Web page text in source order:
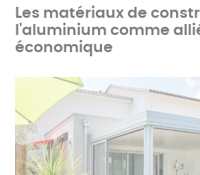
Les matériaux de
l'aluminium comme
économique